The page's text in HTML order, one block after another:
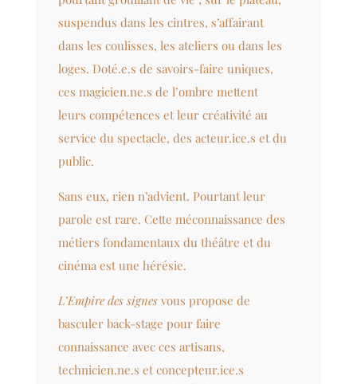
suspendus dans les cintres, s’affairant
dans les coulisses, les ateliers ou dans les
loges. Doté.e.s de savoirs-faire uniques,
ces magicien.ne.s de l’ombre mettent
leurs compétences et leur créativité au
service du spectacle, des acteur.ice.s et du
public.
Sans eux, rien n’advient. Pourtant leur
parole est rare. Cette méconnaissance des
métiers fondamentaux du théâtre et du
cinéma est une hérésie.
L’Empire des signesvous propose de
basculer back-stage pour faire
connaissance avec ces artisans,
technicien.ne.s et concepteur.ice.s